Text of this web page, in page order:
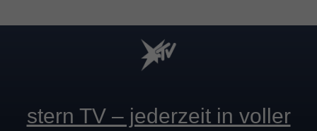
stern TV – jederzeit in voller